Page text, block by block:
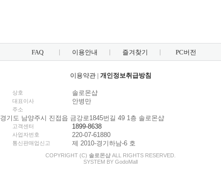
FAQ 이용안내 즐겨찾기 PC버전
이용약관| 개인정보취급방침
상호 솔로몬샵
대표이사 안병만
주소
경기도 남양주시 진접읍 금강로1845번길 49 1층 솔로몬샵
고객센터 1899-8638
사업자번호 220-07-61880
통신판매업신고 제 2010-경기하남-6 호
COPYRIGHT (C) 솔로몬샵 ALL RIGHTS RESERVED.
SYSTEM BY GodoMall